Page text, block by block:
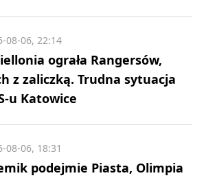
ograła Rangersów,
z zaliczką. Trudna sytuacja
u Katowice
08-06, 22:14
podejmie Piasta, Olimpia
08-06, 18:31